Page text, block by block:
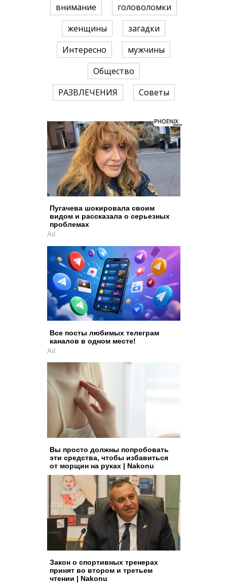
внимание
головоломки
женщины
загадки
Интересно
мужчины
Общество
РАЗВЛЕЧЕНИЯ
Советы
Пугачева шокировала своим
видом и рассказала о серьезных
проблемах
Ad
Все посты любимых телеграм
каналов в одном месте!
Ad
Вы просто должны попробовать
эти средства, чтобы избавиться
от морщин на руках | Nakonu
Закон о спортивных тренерах
принят во втором и третьем
чтении | Nakonu